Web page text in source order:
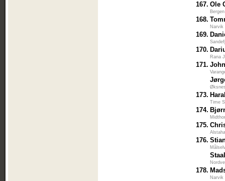
167. Ole
168.
Narvik
169.
170.
Rana
171.
173.
Time
174.
175.
176.
178.
Narvik